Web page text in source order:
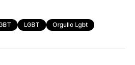
LGBT Orgullo Lgbt